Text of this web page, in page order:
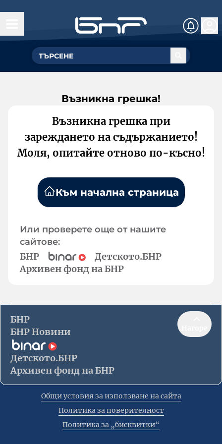
Възникна грешка!
Възникна грешка при
зареждането на съдържанието!
Моля, опитайте отново по-късно!
Към начална страница
Или проверете още от нашите
сайтове:
БНР
Детското.БНР
Архивен фонд на БНР
БНР
БНР Новини
Детското.БНР
Архивен фонд на БНР
Общи условия за използване на сайта
Политика за поверителност
Политика за „бисквитки“